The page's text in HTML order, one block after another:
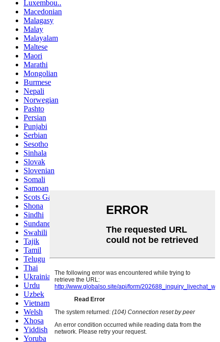
Luxembou..
Macedonian
Malagasy
Malay
Malayalam
Maltese
Maori
Marathi
Mongolian
Burmese
Nepali
Norwegian
Pashto
Persian
Punjabi
Serbian
Sesotho
Sinhala
Slovak
Slovenian
Somali
Samoan
Scots Gaelic
Shona
Sindhi
Sundanese
Swahili
Tajik
Tamil
Telugu
Thai
Ukrainian
Urdu
Uzbek
Vietnamese
Welsh
Xhosa
Yiddish
Yoruba